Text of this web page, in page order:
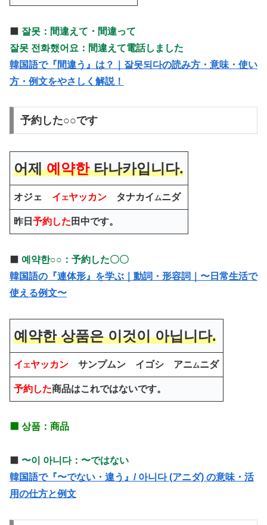
잘못：間違えて・間違って
잘못 전화했어요：間違えて電話しました
韓国語で『間違う』は？｜잘못되다の読み方・意味・使い
方・例文をやさしく解説！
予約した○○です
어제예약한타나카입니다.
オジェ イエヤッカン タナカイムニダ
昨日予約した 田中です。
예약한○○：予約した〇〇
韓国語の『連体形』を学ぶ｜動詞・形容詞｜〜日常生活で
使える例文〜
예약한 상품은 이것이 아닙니다.
イ エヤッカン サンプムン イゴシ アニ ムニダ
予約した商品はこれではないです。
⬛️ 상품： 商品
〜이
아니다：〜ではない
韓国語で『〜でない・違う』/ 아니다 (アニダ) の意味・活
用の仕方と例文